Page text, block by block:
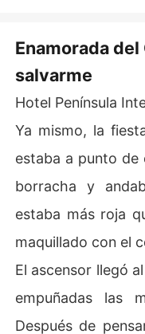
raba tumbada en la
on el corazón
a venido para
a persiguiendo?
Enamorada del
salvarme
Hotel Península
Ya mismo, la
estaba a punto de
borracha y
estaba más roja
maquillado con el
El ascensor llegó
empuñadas las
Después de